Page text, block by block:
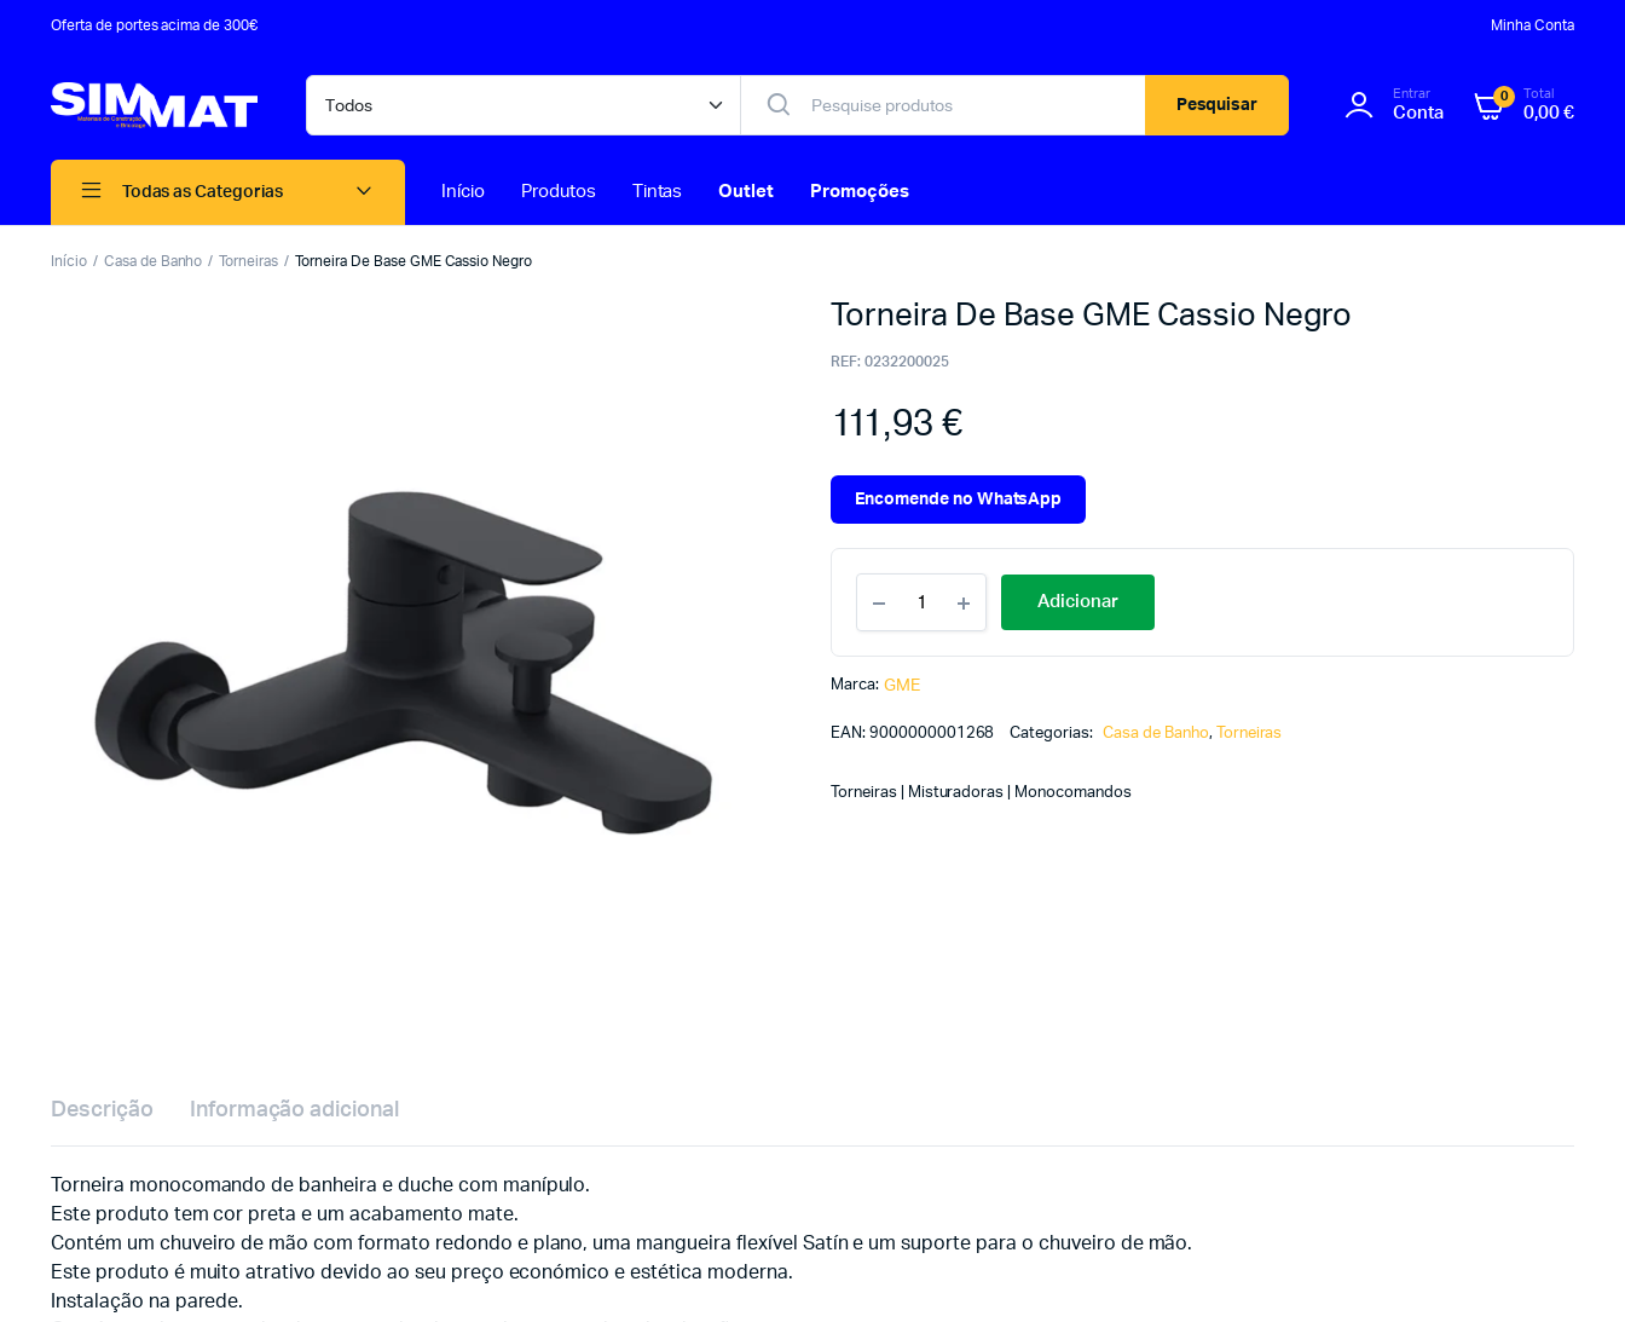
Oferta de portes acima de 300€ Minha Conta
Pesquisar
Entrar
Conta
0 Total
0,00€
Todas as Categorias Início Produtos Tintas Outlet Promoções
Início Casa de Banho Torneiras Torneira De Base GME Cassio Negro
Torneira De Base GME Cassio Negro
REF: 0232200025
111,93€
Encomende no WhatsApp
Adicionar
Marca: GME
EAN: 9000000001268 Categorias: Casa de Banho, Torneiras
Torneiras | Misturadoras | Monocomandos
Descrição Informação adicional
Torneira monocomando de banheira e duche com manípulo.
Este produto tem cor preta e um acabamento mate.
Contém um chuveiro de mão com formato redondo e plano, uma mangueira flexível Satín e um suporte para o chuveiro de mão.
Este produto é muito atrativo devido ao seu preço económico e estética moderna.
Instalação na parede.